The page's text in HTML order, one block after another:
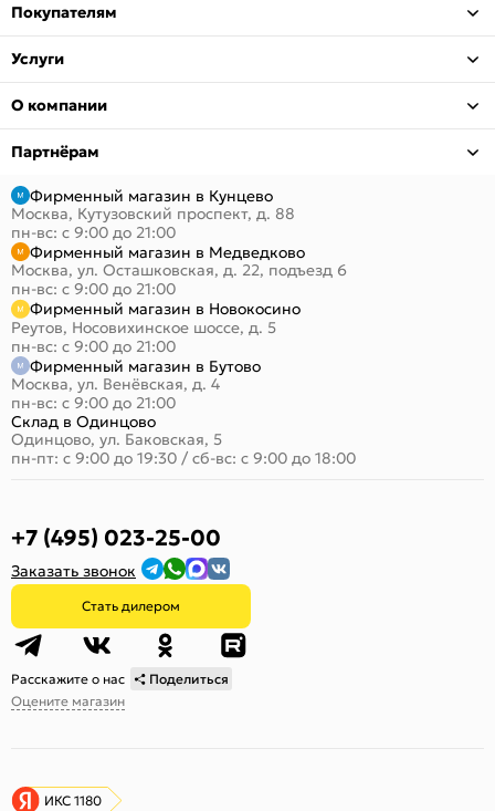
Покупателям
Услуги
О компании
Партнёрам
Фирменный магазин в Кунцево
Москва, Кутузовский проспект, д. 88
пн-вс: с 9:00 до 21:00
Фирменный магазин в Медведково
Москва, ул. Осташковская, д. 22, подъезд 6
пн-вс: с 9:00 до 21:00
Фирменный магазин в Новокосино
Реутов, Носовихинское шоссе, д. 5
пн-вс: с 9:00 до 21:00
Фирменный магазин в Бутово
Москва, ул. Венёвская, д. 4
пн-вс: с 9:00 до 21:00
Склад в Одинцово
Одинцово, ул. Баковская, 5
пн-пт: с 9:00 до 19:30 / сб-вс: с 9:00 до 18:00
+7 (495) 023-25-00
Заказать звонок
Стать дилером
Расскажите о нас
Поделиться
Оцените магазин
ИКС 1180